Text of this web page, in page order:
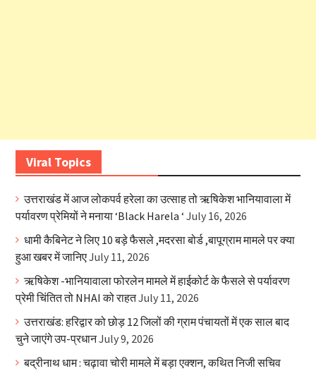
Viral Topics
उत्तराखंड में आज लोकपर्व हरेला का उत्साह तो ऋषिकेश भानियावाला में
पर्यावरण प्रेमियों ने मनाया ‘Black Harela ‘ July 16, 2026
धामी कैबिनेट ने लिए 10 बड़े फैसले ,मदरसा बोर्ड ,बापूग्राम मामले पर क्या
हुआ खबर में जानिएJuly 11, 2026
ऋषिकेश -भानियावाला फोरलेन मामले में हाईकोर्ट के फैसले से पर्यावरण
प्रेमी चिंतित तो NHAI को राहतJuly 11, 2026
उत्तराखंड: हरिद्वार को छोड़ 12 जिलों की ग्राम पंचायतों में एक साल बाद
चुने जाएंगे उप-प्रधानJuly 9, 2026
बद्रीनाथ धाम : चढ़ावा चोरी मामले में बड़ा एक्शन, कथित निजी सचिव